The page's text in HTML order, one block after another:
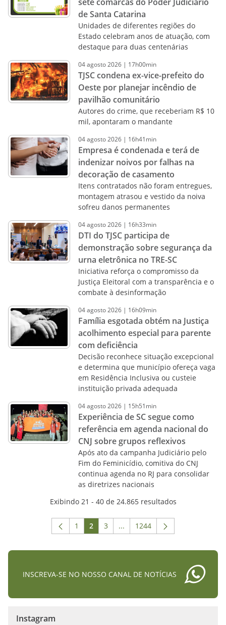
de Santa Catarina
Unidades de diferentes regiões do
Estado celebram anos de atuação, com
destaque para duas centenárias
04agosto2026 | 17h00min
TJSC condena ex-vice-prefeito do
Oeste por planejar incêndio de
pavilhão comunitário
Autores do crime, que receberiam R$ 10
mil, apontaram o mandante
04agosto2026 | 16h41min
Empresa é condenada e terá de
indenizar noivos por falhas na
decoração de casamento
Itens contratados não foram entregues,
montagem atrasou e vestido da noiva
sofreu danos permanentes
04agosto2026 | 16h33min
DTI do TJSC participa de
demonstração sobre segurança da
urna eletrônica no TRE-SC
Iniciativa reforça o compromisso da
Justiça Eleitoral com a transparência e o
combate à desinformação
04agosto2026 | 16h09min
Família esgotada obtém na Justiça
acolhimento especial para parente
com deficiência
Decisão reconhece situação excepcional
e determina que município ofereça vaga
em Residência Inclusiva ou custeie
instituição privada adequada
04agosto2026 | 15h51min
Experiência de SC segue como
referência em agenda nacional do
CNJ sobre grupos reflexivos
Após ato da campanha Judiciário pelo
Fim do Feminicídio, comitiva do CNJ
continua agenda no RJ para consolidar
as diretrizes nacionais
Exibindo 21 - 40 de 24.865 resultados
Página
1 Página
2 Página
3 ...Páginas intermediárias Usar
Página
1244
INSCREVA-SE NO NOSSO CANAL DE NOTÍCIAS
Instagram